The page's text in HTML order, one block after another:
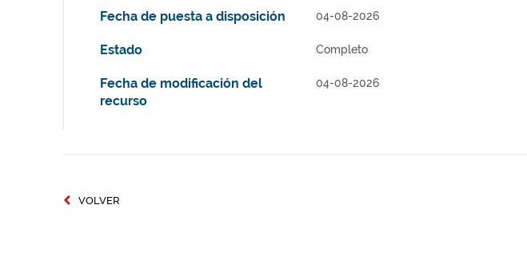
Fecha de puesta a disposición 04-08-2026
Estado Completo
Fecha de modificación del
recurso
04-08-2026
VOLVER